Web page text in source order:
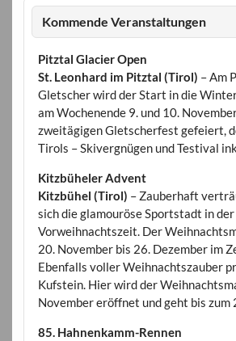
Kommende Veranstaltungen
Pitztal Glacier Open
St. Leonhard im Pitztal (Tirol) – Am
Gletscher wird der Start in die
am Wochenende 9. und 10.
zweitägigen Gletscherfest gefeiert,
Tirols – Skivergnügen und Testival
Kitzbüheler Advent
Kitzbühel (Tirol) – Zauberhaft
sich die glamouröse Sportstadt in der
Vorweihnachtszeit. Der
20. November bis 26. Dezember im
Ebenfalls voller Weihnachtszauber
Kufstein. Hier wird der
November eröffnet und geht bis zum
85. Hahnenkamm-Rennen